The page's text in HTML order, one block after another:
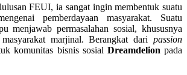
FEUI, ia sangat ingin membentuk suatu
pemberdayaan masyarakat. Suatu
menjawab permasalahan sosial, khususnya
masyarakat marjinal. Berangkat dari passion
komunitas bisnis sosial Dreamdelion pada